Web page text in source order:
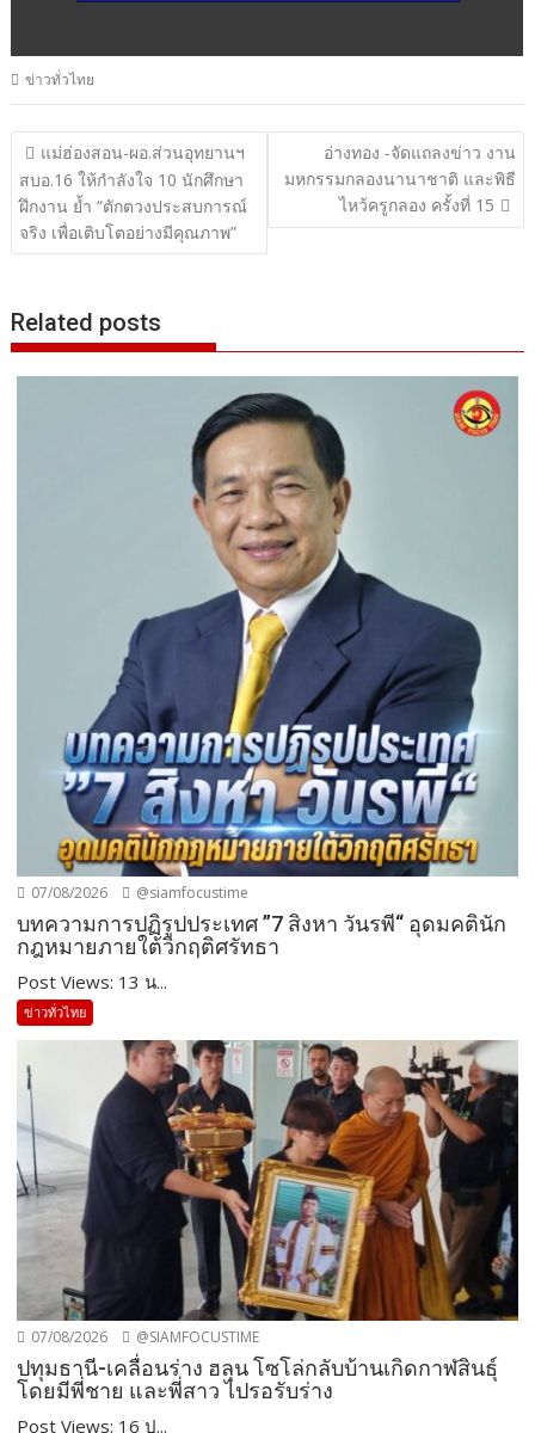
ข่าวทั่วไทย
แนะแนว
เรื่อง
แม่ฮ่องสอน-ผอ.ส่วนอุทยานฯ
สบอ.16 ให้กำลังใจ 10 นักศึกษา
ฝึกงาน ย้ำ “ตักตวงประสบการณ์
จริง เพื่อเติบโตอย่างมีคุณภาพ”
อ่างทอง -จัดแถลงข่าว งาน
มหกรรมกลองนานาชาติ และพิธี
ไหว้ครูกลอง ครั้งที่ 15
Related posts
07/08/2026 @siamfocustime
บทความการปฏิรูปประเทศ ”7 สิงหา วันรพี“ อุดมคตินัก
กฎหมายภายใต้วิกฤติศรัทธา
Post Views: 13 น...
ข่าวทั่วไทย
07/08/2026 @SIAMFOCUSTIME
ปทุมธานี-เคลื่อนร่าง ฮลุน โซโล่กลับบ้านเกิดกาฬสินธุ์
โดยมีพี่ชาย และพี่สาว ไปรอรับร่าง
Post Views: 16 ป...